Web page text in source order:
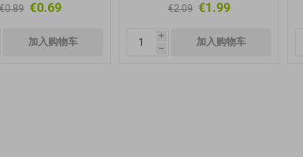
€0.89 €0.69 €2.09 €1.99
i
h